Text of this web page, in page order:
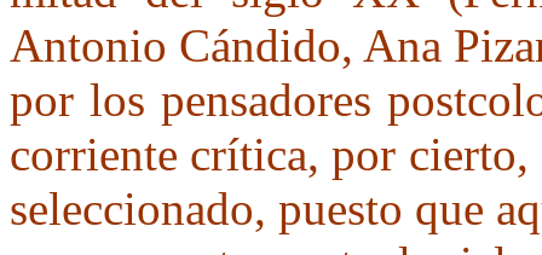
Antonio Cándido, Ana
por los pensadores
corriente crítica, por cierto,
seleccionado, puesto que